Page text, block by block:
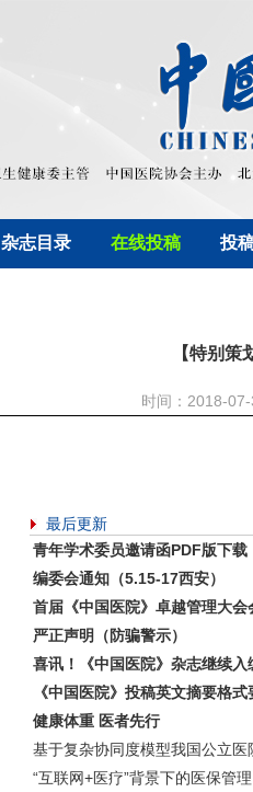
杂志目录 在线投稿 投
【特别
时间：2018-
最后更新
青年学术委员邀请函PDF版下载
编委会通知（5.15-17西安）
首届《中国医院》卓越管理大会
严正声明（防骗警示）
喜讯！《中国医院》杂志继续入
《中国医院》投稿英文摘要格式
健康体重 医者先行
基于复杂协同度模型我国公立医
“互联网+医疗”背景下的医保管理